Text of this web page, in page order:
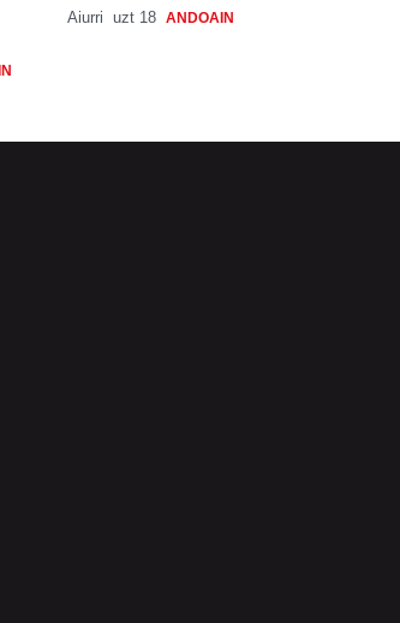
Aiurri uzt 18 ANDOAIN